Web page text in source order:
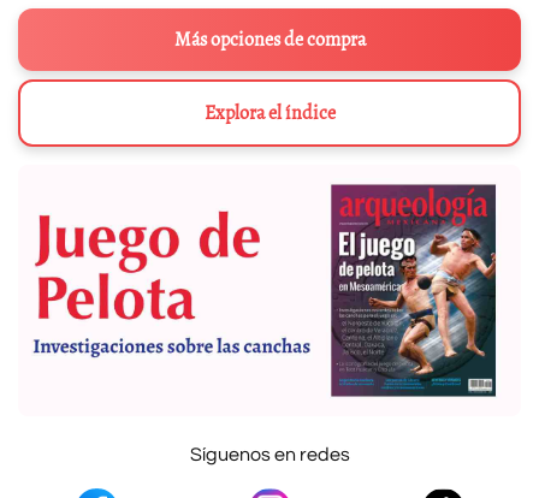
Más opciones de compra
Explora el índice
Síguenos en redes